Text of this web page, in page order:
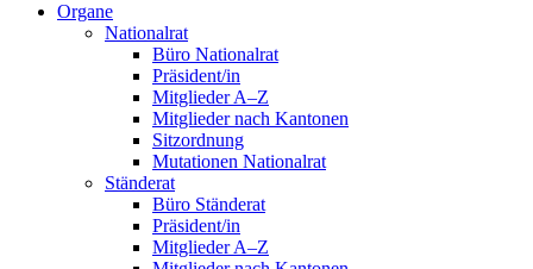
Organe
Nationalrat
Büro Nationalrat
Präsident/in
Mitglieder A–Z
Mitglieder nach Kantonen
Sitzordnung
Mutationen Nationalrat
Ständerat
Büro Ständerat
Präsident/in
Mitglieder A–Z